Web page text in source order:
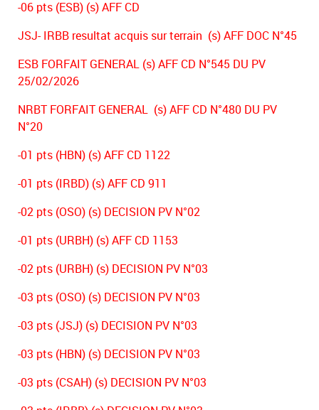
-06 pts (ESB) (s) AFF CD
JSJ- IRBB resultat acquis sur terrain (s) AFF DOC N°45
ESB FORFAIT GENERAL (s) AFF CD N°545 DU PV
25/02/2026
NRBT FORFAIT GENERAL (s) AFF CD N°480 DU PV
N°20
-01 pts (HBN) (s) AFF CD 1122
-01 pts (IRBD) (s) AFF CD 911
-02 pts (OSO) (s) DECISION PV N°02
-01 pts (URBH) (s) AFF CD 1153
-02 pts (URBH) (s) DECISION PV N°03
-03 pts (OSO) (s) DECISION PV N°03
-03 pts (JSJ) (s) DECISION PV N°03
-03 pts (HBN) (s) DECISION PV N°03
-03 pts (CSAH) (s) DECISION PV N°03